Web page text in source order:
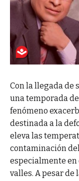
Con la llegada de
una temporada
fenómeno
destinada a la
eleva las
contaminación
especialmente en
valles. A pesar de